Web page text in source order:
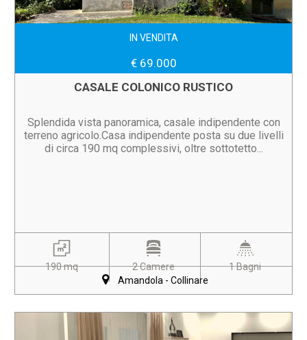
IN VENDITA
€ 69.000
CASALE COLONICO RUSTICO
Splendida vista panoramica, casale indipendente con
terreno agricolo.Casa indipendente posta su due livelli
di circa 190 mq complessivi, oltre sottotetto...
190 mq 2 Camere
1 Bagni
Amandola - Collinare